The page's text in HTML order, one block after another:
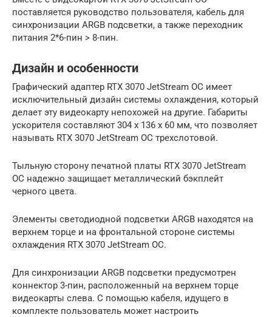
поставляется руководство пользователя, кабель для
синхронизации ARGB подсветки, а также переходник
питания 2*6-пин > 8-пин.
Дизайн и особенности
Графический адаптер RTX 3070 JetStream OC имеет
исключительный дизайн системы охлаждения, который
делает эту видеокарту непохожей на другие. Габариты
ускорителя составляют 304 х 136 х 60 мм, что позволяет
называть RTX 3070 JetStream OC трехслотовой.
Тыльную сторону печатной платы RTX 3070 JetStream
OC надежно защищает металлический бэкплейт
черного цвета.
Элементы светодиодной подсветки ARGB находятся на
верхнем торце и на фронтальной стороне системы
охлаждения RTX 3070 JetStream OC.
Для синхронизации ARGB подсветки предусмотрен
коннектор 3-пин, расположенный на верхнем торце
видеокарты слева. С помощью кабеля, идущего в
комплекте пользователь может настроить